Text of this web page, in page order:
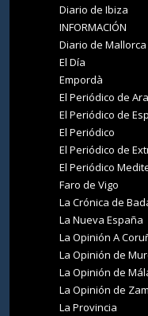
Diario de Ibiza
INFORMACIÓN
Diario de Mallorca
El Día
Empordà
El Periódico de
El Periódico de
El Periódico
El Periódico de
El Periódico
Faro de Vigo
La Crónica de
La Nueva España
La Opinión A
La Opinión de
La Opinión de
La Opinión de
La Provincia